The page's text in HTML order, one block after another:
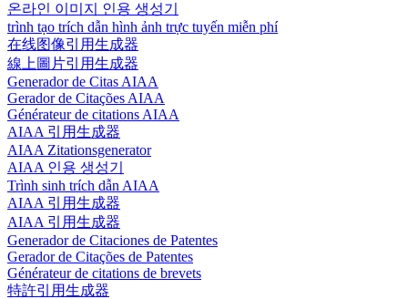
온라인 이미지 인용 생성기
trình tạo trích dẫn hình ảnh trực tuyến miễn phí
在线图像引用生成器
線上圖片引用生成器
Generador de Citas AIAA
Gerador de Citações AIAA
Générateur de citations AIAA
AIAA 引用生成器
AIAA Zitationsgenerator
AIAA 인용 생성기
Trình sinh trích dẫn AIAA
AIAA 引用生成器
AIAA 引用生成器
Generador de Citaciones de Patentes
Gerador de Citações de Patentes
Générateur de citations de brevets
特許引用生成器